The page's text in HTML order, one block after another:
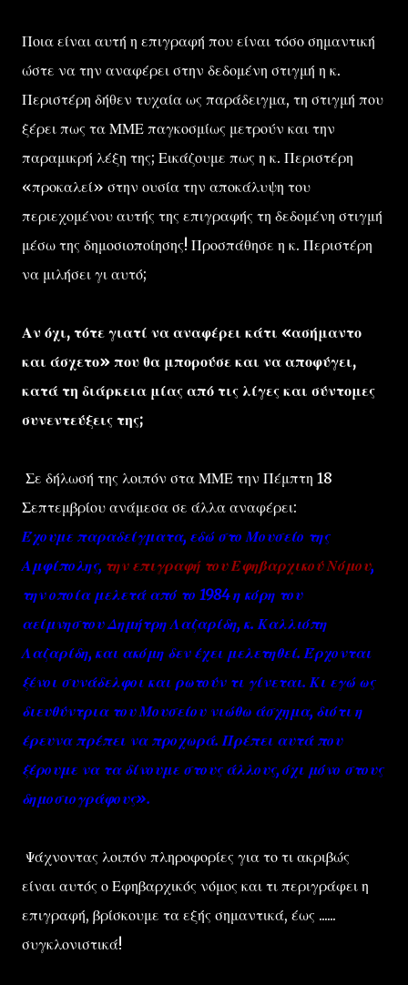
Ποια είναι αυτή η επιγραφή που είναι τόσο σημαντική
ώστε να την αναφέρει στην δεδομένη στιγμή η κ.
Περιστέρη δήθεν τυχαία ως παράδειγμα, τη στιγμή που
ξέρει πως τα ΜΜΕ παγκοσμίως μετρούν και την
παραμικρή λέξη της; Εικάζουμε πως η κ. Περιστέρη
«προκαλεί» στην ουσία την αποκάλυψη του
περιεχομένου αυτής της επιγραφής τη δεδομένη στιγμή
μέσω της δημοσιοποίησης! Προσπάθησε η κ. Περιστέρη
να μιλήσει γι αυτό;
Αν όχι, τότε γιατί να αναφέρει κάτι «ασήμαντο
και άσχετο» που θα μπορούσε και να αποφύγει,
κατά τη διάρκεια μίας από τις λίγες και σύντομες
συνεντεύξεις της;
Σε δήλωσή της λοιπόν στα ΜΜΕ την Πέμπτη 18
Σεπτεμβρίου ανάμεσα σε άλλα αναφέρει:
Έχουμε παραδείγματα, εδώ στο Μουσείο της
Αμφίπολης, την επιγραφή του Εφηβαρχικού Νόμου,
την οποία μελετά από το 1984 η κόρη του
αείμνηστου Δημήτρη Λαζαρίδη, κ. Καλλιόπη
Λαζαρίδη, και ακόμη δεν έχει μελετηθεί. Έρχονται
ξένοι συνάδελφοι και ρωτούν τι γίνεται. Κι εγώ ως
διευθύντρια του Μουσείου νιώθω άσχημα, διότι η
έρευνα πρέπει να προχωρά. Πρέπει αυτά που
ξέρουμε να τα δίνουμε στους άλλους, όχι μόνο στους
δημοσιογράφους».
Ψάχνοντας λοιπόν πληροφορίες για το τι ακριβώς
είναι αυτός ο Εφηβαρχικός νόμος και τι περιγράφει η
επιγραφή, βρίσκουμε τα εξής σημαντικά, έως ......
συγκλονιστικά!